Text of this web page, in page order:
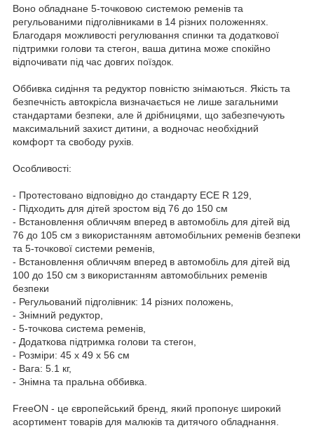
Воно обладнане 5-точковою системою ременів та
регульованими підголівниками в 14 різних положеннях.
Благодаря можливості регулювання спинки та додаткової
підтримки голови та стегон, ваша дитина може спокійно
відпочивати під час довгих поїздок.
Оббивка сидіння та редуктор повністю знімаються. Якість та
безпечність автокрісла визначається не лише загальними
стандартами безпеки, але й дрібницями, що забезпечують
максимальний захист дитини, а водночас необхідний
комфорт та свободу рухів.
Особливості:
- Протестовано відповідно до стандарту ECE R 129,
- Підходить для дітей зростом від 76 до 150 см
- Встановлення обличчям вперед в автомобіль для дітей від
76 до 105 см з використанням автомобільних ременів безпеки
та 5-точкової системи ременів,
- Встановлення обличчям вперед в автомобіль для дітей від
100 до 150 см з використанням автомобільних ременів
безпеки
- Регульований підголівник: 14 різних положень,
- Знімний редуктор,
- 5-точкова система ременів,
- Додаткова підтримка голови та стегон,
- Розміри: 45 x 49 x 56 см
- Вага: 5.1 кг,
- Знімна та пральна оббивка.
FreeON - це європейський бренд, який пропонує широкий
асортимент товарів для малюків та дитячого обладнання.